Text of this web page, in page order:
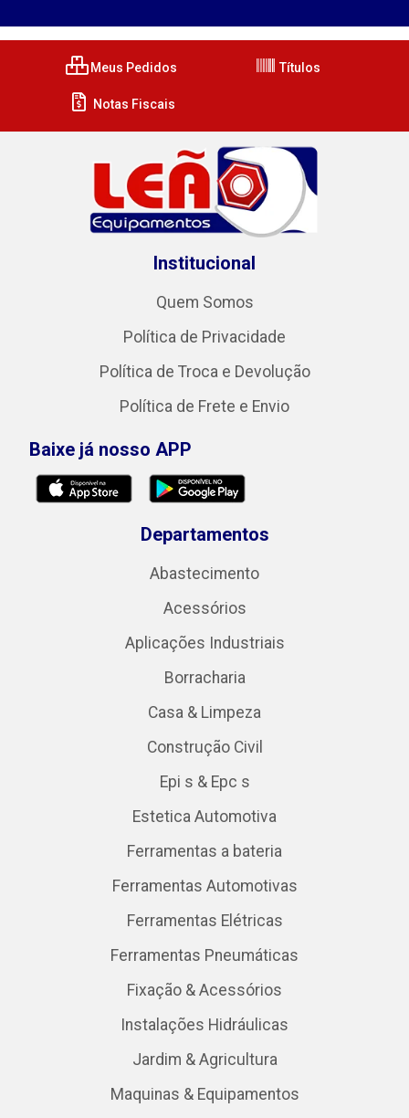
Meus Pedidos Títulos
Notas Fiscais
Institucional
Quem Somos
Política de Privacidade
Política de Troca e Devolução
Política de Frete e Envio
Baixe já nosso APP
Departamentos
Abastecimento
Acessórios
Aplicações Industriais
Borracharia
Casa & Limpeza
Construção Civil
Epi s & Epc s
Estetica Automotiva
Ferramentas a bateria
Ferramentas Automotivas
Ferramentas Elétricas
Ferramentas Pneumáticas
Fixação & Acessórios
Instalações Hidráulicas
Jardim & Agricultura
Maquinas & Equipamentos